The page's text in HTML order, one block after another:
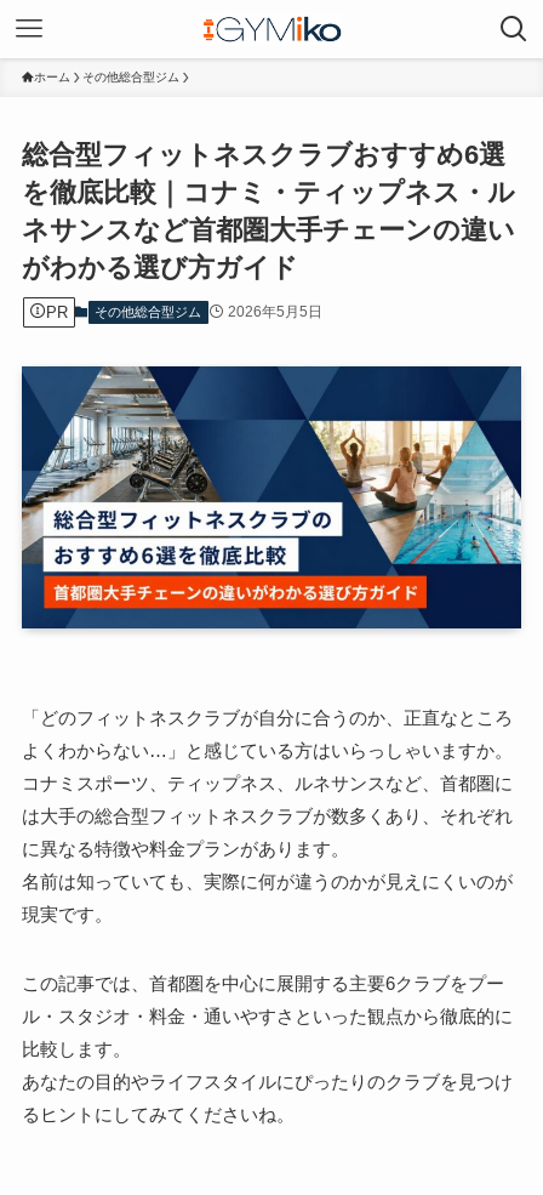
ホーム その他総合型ジム
総合型フィットネスクラブおすすめ6選
を徹底比較｜コナミ・ティップネス・ル
ネサンスなど首都圏大手チェーンの違い
がわかる選び方ガイド
PR その他総合型ジム 2026年5月5日
「どのフィットネスクラブが自分に合うのか、正直なところ
よくわからない…」と感じている方はいらっしゃいますか。
コナミスポーツ、ティップネス、ルネサンスなど、首都圏に
は大手の総合型フィットネスクラブが数多くあり、それぞれ
に異なる特徴や料金プランがあります。
名前は知っていても、実際に何が違うのかが見えにくいのが
現実です。
この記事では、首都圏を中心に展開する主要6クラブをプー
ル・スタジオ・料金・通いやすさといった観点から徹底的に
比較します。
あなたの目的やライフスタイルにぴったりのクラブを見つけ
るヒントにしてみてくださいね。